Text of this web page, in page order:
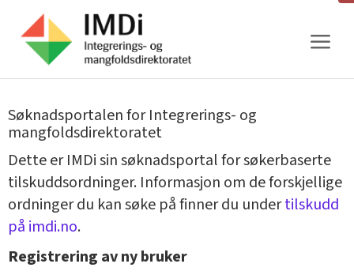
innhold
Søknadsportalen for Integrerings- og
mangfoldsdirektoratet
Dette er IMDi sin søknadsportal for søkerbaserte
tilskuddsordninger. Informasjon om de forskjellige
ordninger du kan søke på finner du undertilskudd
på imdi.no.
Registrering av ny bruker